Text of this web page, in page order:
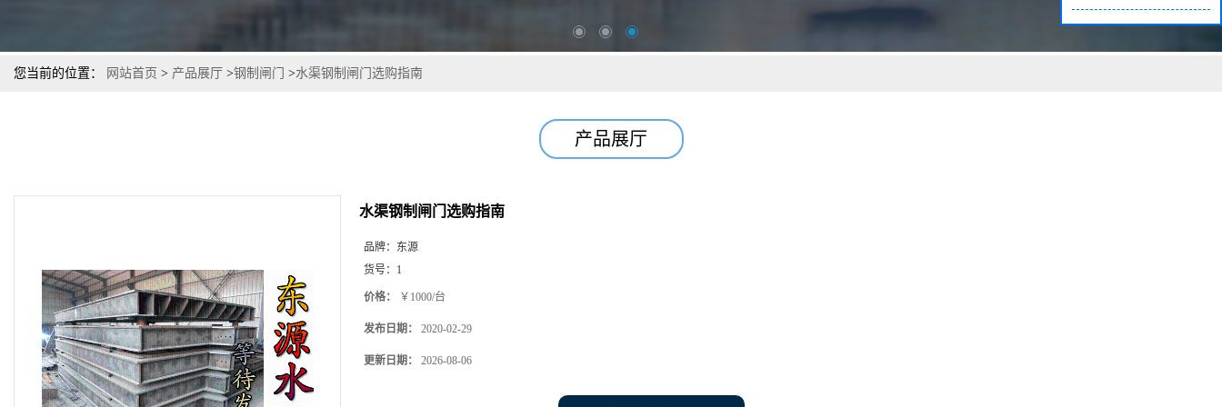
您当前的位置： 网站首页 > 产品展厅 >钢制闸门 >水渠钢制闸门选购指南
产品展厅
水渠钢制闸门选购指南
品牌： 东源
货号： 1
价格： ￥1000/台
发布日期： 2020-02-29
更新日期： 2026-08-06